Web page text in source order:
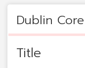
Dublin Core
Title